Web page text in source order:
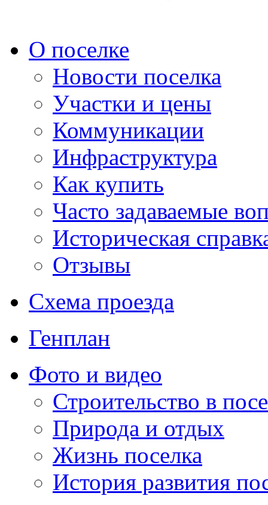
О поселке
Новости поселка
Участки и цены
Коммуникации
Инфраструктура
Как купить
Часто задаваемые
Историческая
Отзывы
Схема проезда
Генплан
Фото и видео
Строительство в
Природа и отдых
Жизнь поселка
История развития